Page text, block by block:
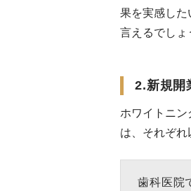
果を実感した
言えるでしょ
2.新規開
ホワイトニ
は、それぞれ
歯科医院